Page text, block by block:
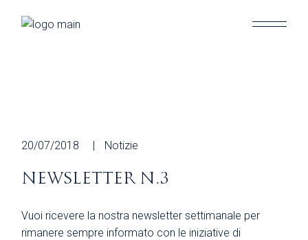
20/07/2018 Notizie
NEWSLETTER N.3
Vuoi ricevere la nostra newsletter settimanale per
rimanere sempre informato con le iniziative di